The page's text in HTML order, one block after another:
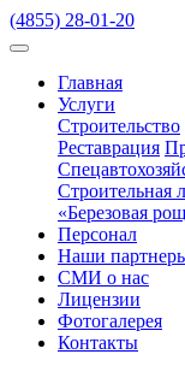
(4855) 28-01-20
Главная
Услуги
Строительство
Реставрация
Строительная
«Березовая
Персонал
Наши
СМИ о нас
Лицензии
Фотогалерея
Контакты